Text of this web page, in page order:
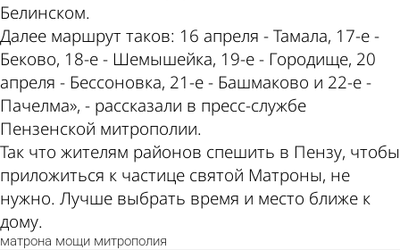
Белинском.
Далее маршрут таков: 16 апреля - Тамала, 17-е -
Беково, 18-е - Шемышейка, 19-е - Городище, 20
апреля - Бессоновка, 21-е - Башмаково и 22-е -
Пачелма», - рассказали в пресс-службе
Пензенской митрополии.
Так что жителям районов спешить в Пензу, чтобы
приложиться к частице святой Матроны, не
нужно. Лучше выбрать время и место ближе к
дому.
матрона мощи митрополия